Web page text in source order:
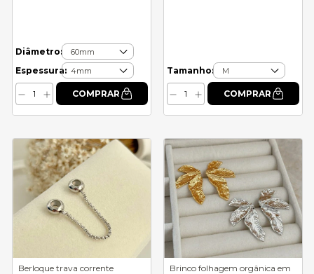
Diâmetro:
Espessura:
Tamanho:
Berloque trava corrente
Brinco folhagem orgânica em